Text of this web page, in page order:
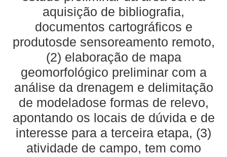
aquisição de bibliografia,
documentos cartográficos e
produtosde sensoreamento remoto,
(2) elaboração de mapa
geomorfológico preliminar com a
análise da drenagem e delimitação
de modeladose formas de relevo,
apontando os locais de dúvida e de
interesse para a terceira etapa, (3)
atividade de campo, tem como